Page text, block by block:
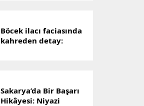
Böcek ilacı faciasında
kahreden detay:
Sakarya’da Bir Başarı
Hikâyesi: Niyazi